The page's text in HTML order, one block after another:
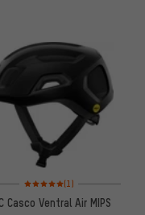
reseñas
Valoración media: 5 de 5
(1)
Casco Ventral Air MIPS